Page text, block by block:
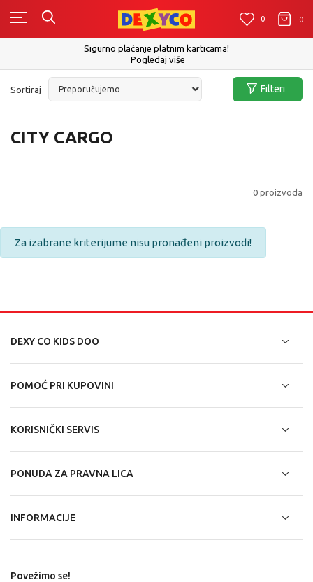
0 0
Sigurno plaćanje platnim karticama!
Pogledaj više
CITY CARGO
Sortiraj Filteri
0 proizvoda
Za izabrane kriterijume nisu pronađeni proizvodi!
DEXY CO KIDS DOO
POMOĆ PRI KUPOVINI
KORISNIČKI SERVIS
PONUDA ZA PRAVNA LICA
INFORMACIJE
Povežimo se!